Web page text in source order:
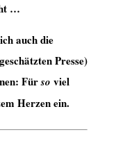
…
auch die
Presse)
Fürso viel
Herzen ein.